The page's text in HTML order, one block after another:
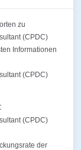
zu
(CPDC)
Informationen
(CPDC)
(CPDC)
der